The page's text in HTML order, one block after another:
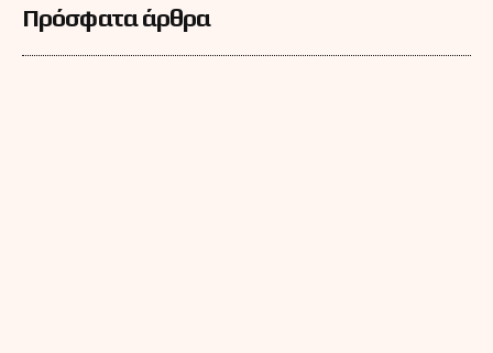
Πρόσφατα άρθρα